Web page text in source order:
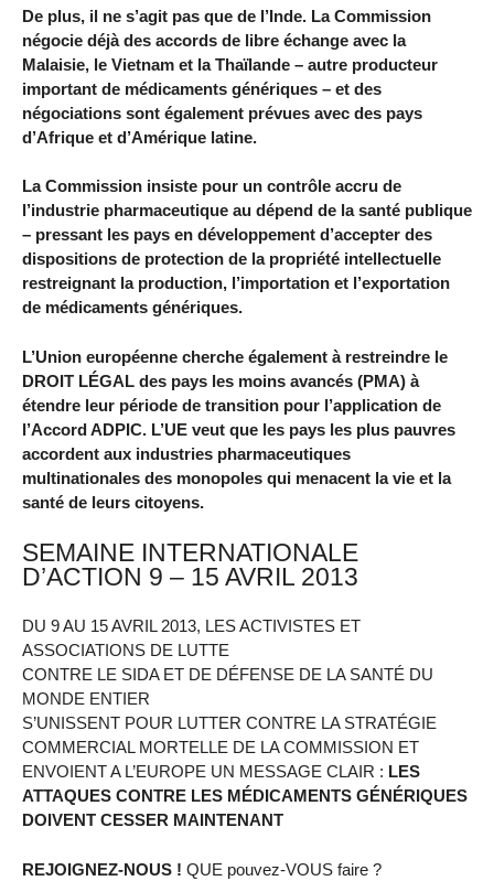
De plus, il ne s’agit pas que de l’Inde. La Commission
négocie déjà des accords de libre échange avec la
Malaisie, le Vietnam et la Thaïlande – autre producteur
important de médicaments génériques – et des
négociations sont également prévues avec des pays
d’Afrique et d’Amérique latine.
La Commission insiste pour un contrôle accru de
l’industrie pharmaceutique au dépend de la santé publique
– pressant les pays en développement d’accepter des
dispositions de protection de la propriété intellectuelle
restreignant la production, l’importation et l’exportation
de médicaments génériques.
L’Union européenne cherche également à restreindre le
DROIT LÉGAL des pays les moins avancés (PMA) à
étendre leur période de transition pour l’application de
l’Accord ADPIC. L’UE veut que les pays les plus pauvres
accordent aux industries pharmaceutiques
multinationales des monopoles qui menacent la vie et la
santé de leurs citoyens.
SEMAINE INTERNATIONALE
D’ACTION 9 – 15 AVRIL 2013
DU 9 AU 15 AVRIL 2013, LES ACTIVISTES ET
ASSOCIATIONS DE LUTTE
CONTRE LE SIDA ET DE DÉFENSE DE LA SANTÉ DU
MONDE ENTIER
S’UNISSENT POUR LUTTER CONTRE LA STRATÉGIE
COMMERCIAL MORTELLE DE LA COMMISSION ET
ENVOIENT A L’EUROPE UN MESSAGE CLAIR : LES
ATTAQUES CONTRE LES MÉDICAMENTS GÉNÉRIQUES
DOIVENT CESSER MAINTENANT
REJOIGNEZ-NOUS ! QUE pouvez-VOUS faire ?